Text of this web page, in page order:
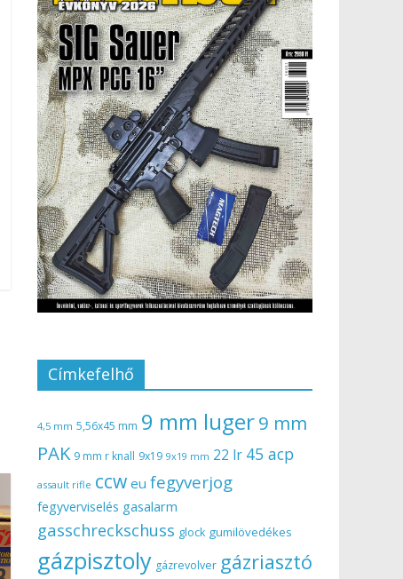
Címkefelhő
4,5 mm 5,56x45 mm 9 mm luger9 mm
PAK 9 mm r knall 9x19 9x19 mm 22 lr 45 acp
assault rifle ccw eu fegyverjog
fegyverviselés gasalarm
gasschreckschuss glock gumilövedékes
gázpisztoly gázrevolver gázriasztó